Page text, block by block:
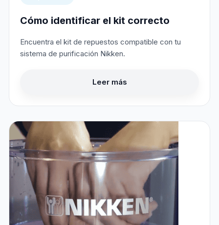
Cómo identificar el kit correcto
Encuentra el kit de repuestos compatible con tu
sistema de purificación Nikken.
Leer más